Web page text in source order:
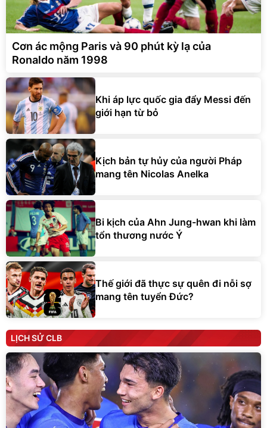
Cơn ác mộng Paris và 90 phút kỳ lạ của
Ronaldo năm 1998
Khi áp lực quốc gia đẩy Messi đến
giới hạn từ bỏ
Kịch bản tự hủy của người Pháp
mang tên Nicolas Anelka
Bi kịch của Ahn Jung-hwan khi làm
tổn thương nước Ý
Thế giới đã thực sự quên đi nỗi sợ
mang tên tuyển Đức?
LỊCH SỬ CLB